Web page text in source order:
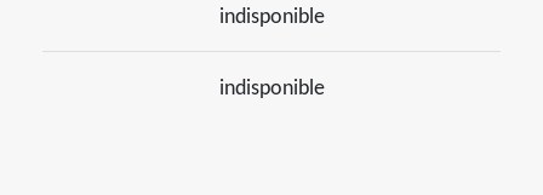
indisponible
indisponible